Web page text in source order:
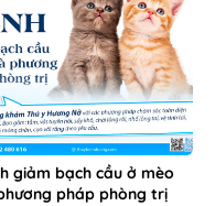
giảm bạch cầu ở mèo
pháp phòng trị